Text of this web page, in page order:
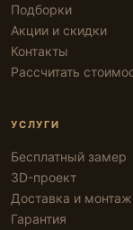
Подборки
Акции и скидки
Контакты
Рассчитать
УСЛУГИ
Бесплатный замер
3D-проект
Доставка и монтаж
Гарантия